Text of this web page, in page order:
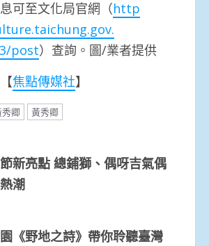
可至文化局官網（http
post）查詢。圖/業者提供
焦點傳媒社】
卿 黃秀卿
新亮點 總鋪獅、偶呀吉氣偶
潮
《野地之詩》帶你聆聽臺灣